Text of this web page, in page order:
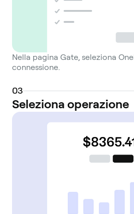
Nella pagina Gate, seleziona
connessione.
03
Seleziona operazione